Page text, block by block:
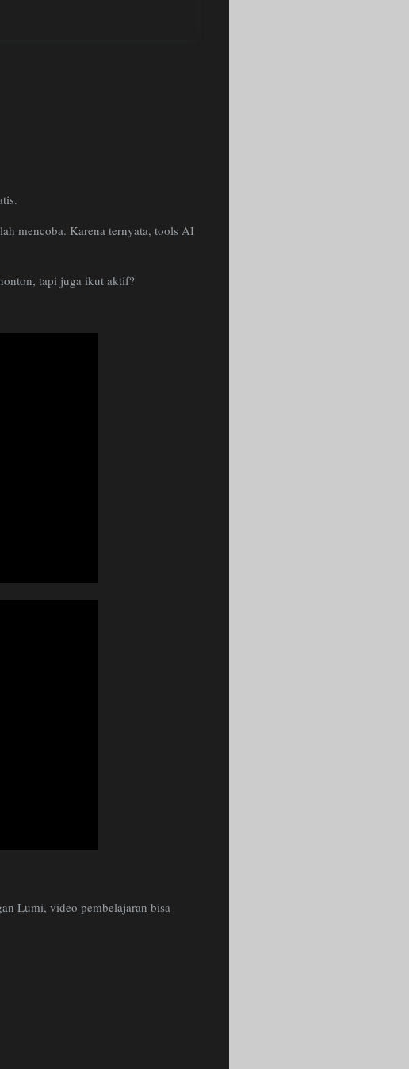
mencoba. Karena ternyata, tools AI
tapi juga ikut aktif?
Lumi, video pembelajaran bisa